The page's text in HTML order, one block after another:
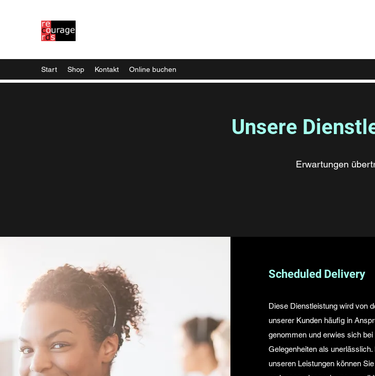
Start Shop Kontakt Online buchen
Unsere
Erwartungen
Scheduled Delivery
Diese Dienstleistung wird von
unserer Kunden häufig in
genommen und erwies sich bei
Gelegenheiten als unerlässlich.
unseren Leistungen können